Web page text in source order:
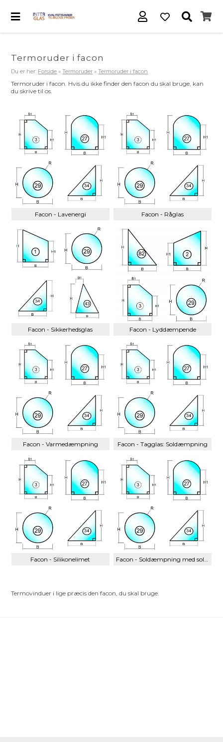
Termoruder i facon
Du er her: Forside »Termoruder »Termoruder i facon
Termoruder i facon. Hvis du ikke finder den facon du skal bruge, kan
du skrive til os.
Facon - Lavenergi Facon - Råglas
Facon - Sikkerhedsglas Facon - Lyddæmpende
Facon - Varmedæmpning Facon - Tagglas: Soldæmpning
Facon - Silikonelimet
Termovinduer i lige præcis den facon, du skal bruge.